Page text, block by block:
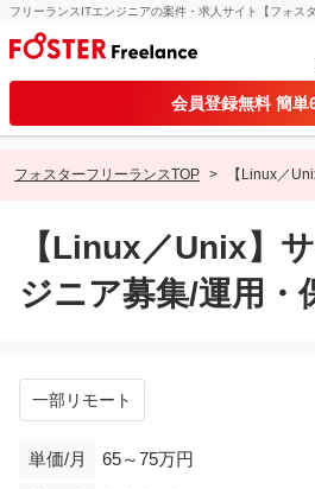
フリーランスITエンジニアの案件・求人サイト【フォス
会員登録無料 簡単
フォスターフリーランスTOP 【Linux／
【Linux／Unix】
ジニア募集/運用・
一部リモート
単価/月 65～75万円